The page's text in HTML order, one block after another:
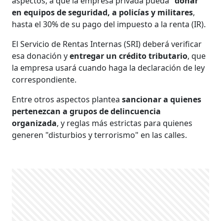
en equipos de seguridad, a policías y militares,
hasta el 30% de su pago del impuesto a la renta (IR).
El Servicio de Rentas Internas (SRI) deberá verificar
esa donación yentregar un crédito tributario, que
la empresa usará cuando haga la declaración de ley
correspondiente.
Entre otros aspectos planteasancionar a quienes
pertenezcan a grupos de delincuencia
organizada, y reglas más estrictas para quienes
generen "disturbios y terrorismo" en las calles.